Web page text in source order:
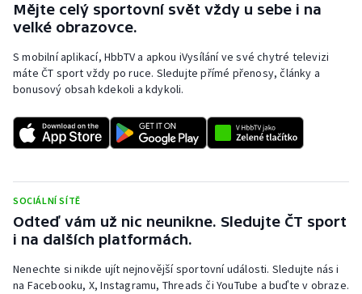
Rychlobruslení
Rychlostní kanoistika
Sportovní střelba
Stolní tenis
Triatlon
Veslování
Mějte celý sportovní svět vždy u sebe i na
velké obrazovce.
S mobilní aplikací, HbbTV a apkou iVysílání ve své chytré televizi
máte ČT sport vždy po ruce. Sledujte přímé přenosy, články a
bonusový obsah kdekoli a kdykoli.
SOCIÁLNÍ SÍTĚ
Odteď vám už nic neunikne. Sledujte ČT sport
i na dalších platformách.
Nenechte si nikde ujít nejnovější sportovní události. Sledujte nás i
na Facebooku, X, Instagramu, Threads či YouTube a buďte v obraze.